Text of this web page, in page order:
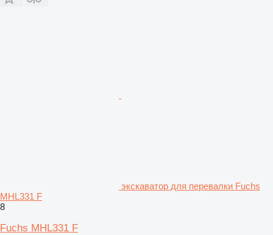
экскаватор для перевалки Fuchs
MHL331 F
8
Fuchs MHL331 F